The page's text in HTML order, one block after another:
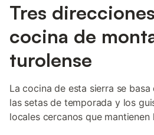
Tres
cocina de
turolense
La cocina de esta sierra se basa
las setas de temporada y los
locales cercanos que mantienen